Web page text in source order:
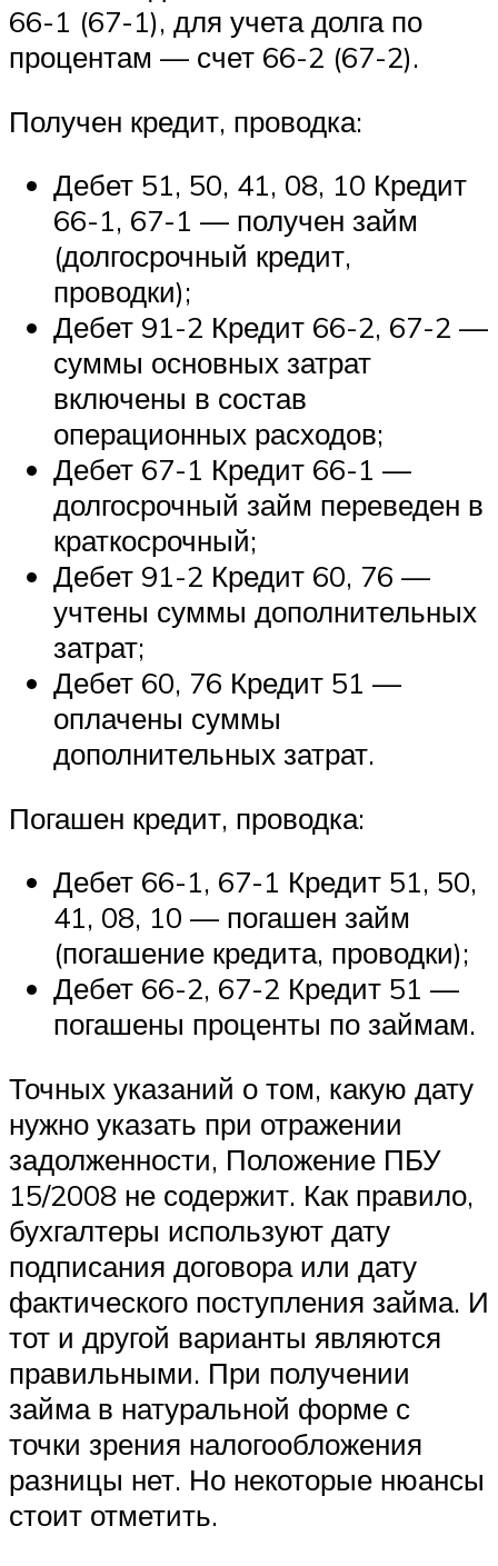
66-1 (67-1), для учета долга по
процентам — счет 66-2 (67-2).
Получен кредит, проводка:
Дебет 51, 50, 41, 08, 10 Кредит
66-1, 67-1 — получен займ
(долгосрочный кредит,
проводки);
Дебет 91-2 Кредит 66-2, 67-2 —
суммы основных затрат
включены в состав
операционных расходов;
Дебет 67-1 Кредит 66-1 —
долгосрочный займ переведен в
краткосрочный;
Дебет 91-2 Кредит 60, 76 —
учтены суммы дополнительных
затрат;
Дебет 60, 76 Кредит 51 —
оплачены суммы
дополнительных затрат.
Погашен кредит, проводка:
Дебет 66-1, 67-1 Кредит 51, 50,
41, 08, 10 — погашен займ
(погашение кредита, проводки);
Дебет 66-2, 67-2 Кредит 51 —
погашены проценты по займам.
Точных указаний о том, какую дату
нужно указать при отражении
задолженности, Положение ПБУ
15/2008 не содержит. Как правило,
бухгалтеры используют дату
подписания договора или дату
фактического поступления займа. И
тот и другой варианты являются
правильными. При получении
займа в натуральной форме с
точки зрения налогообложения
разницы нет. Но некоторые нюансы
стоит отметить.